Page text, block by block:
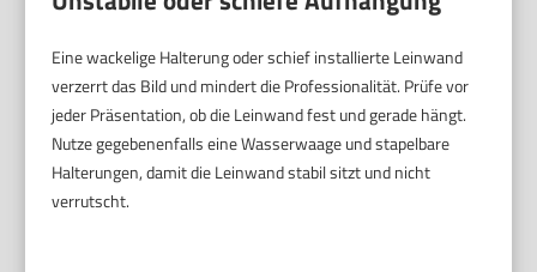
Eine wackelige Halterung oder schief installierte Leinwand
verzerrt das Bild und mindert die Professionalität. Prüfe vor
jeder Präsentation, ob die Leinwand fest und gerade hängt.
Nutze gegebenenfalls eine Wasserwaage und stapelbare
Halterungen, damit die Leinwand stabil sitzt und nicht
verrutscht.